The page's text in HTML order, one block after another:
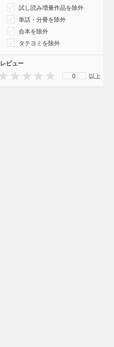
試し読み増量作品を除外
単話・分冊を除外
合本を除外
タテヨミを除外
レビュー
0 以上